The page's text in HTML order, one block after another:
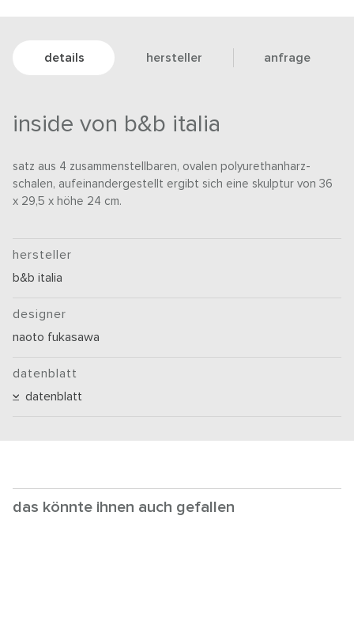
details hersteller anfrage
inside von b&b italia
satz aus 4 zusammenstellbaren, ovalen polyurethanharz-
schalen, aufeinandergestellt ergibt sich eine skulptur von 36
x 29,5 x höhe 24 cm.
hersteller
b&b italia
designer
naoto fukasawa
datenblatt
datenblatt
das könnte ihnen auch gefallen